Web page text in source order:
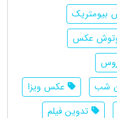
بیومتریک
عکس
شب
عکس ویزا
تدوین فیلم